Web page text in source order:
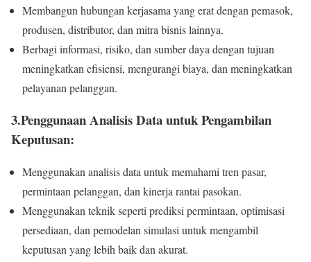
Membangun hubungan kerjasama yang erat dengan pemasok,
produsen, distributor, dan mitra bisnis lainnya.
Berbagi informasi, risiko, dan sumber daya dengan tujuan
meningkatkan efisiensi, mengurangi biaya, dan meningkatkan
pelayanan pelanggan.
3.Penggunaan Analisis Data untuk Pengambilan
Keputusan:
Menggunakan analisis data untuk memahami tren pasar,
permintaan pelanggan, dan kinerja rantai pasokan.
Menggunakan teknik seperti prediksi permintaan, optimisasi
persediaan, dan pemodelan simulasi untuk mengambil
keputusan yang lebih baik dan akurat.